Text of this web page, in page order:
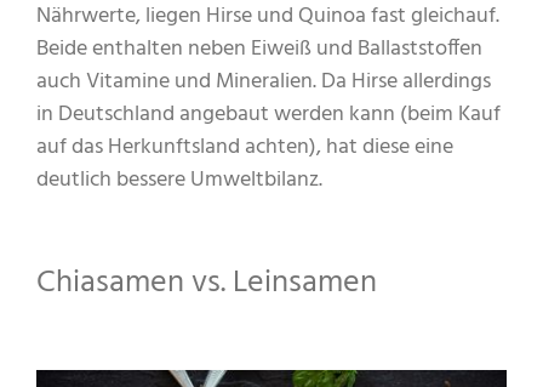
Nährwerte, liegen Hirse und Quinoa fast gleichauf.
Beide enthalten neben Eiweiß und Ballaststoffen
auch Vitamine und Mineralien. Da Hirse allerdings
in Deutschland angebaut werden kann (beim Kauf
auf das Herkunftsland achten), hat diese eine
deutlich bessere Umweltbilanz.
Chiasamen vs. Leinsamen